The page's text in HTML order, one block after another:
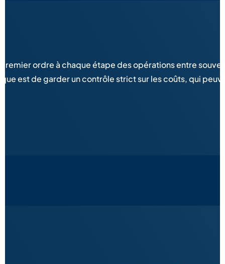
ordre à chaque étape des opérations entre
est de garder un contrôle strict sur les coûts, qui